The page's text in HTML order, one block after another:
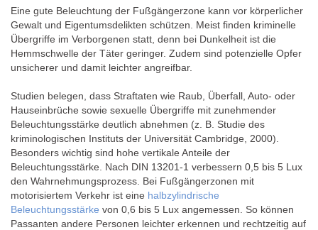
Eine gute Beleuchtung der Fußgängerzone kann vor körperlicher
Gewalt und Eigentumsdelikten schützen. Meist finden kriminelle
Übergriffe im Verborgenen statt, denn bei Dunkelheit ist die
Hemmschwelle der Täter geringer. Zudem sind potenzielle Opfer
unsicherer und damit leichter angreifbar.
Studien belegen, dass Straftaten wie Raub, Überfall, Auto- oder
Hauseinbrüche sowie sexuelle Übergriffe mit zunehmender
Beleuchtungsstärke deutlich abnehmen (z. B. Studie des
kriminologischen Instituts der Universität Cambridge, 2000).
Besonders wichtig sind hohe vertikale Anteile der
Beleuchtungsstärke. Nach DIN 13201-1 verbessern 0,5 bis 5 Lux
den Wahrnehmungsprozess. Bei Fußgängerzonen mit
motorisiertem Verkehr ist eine halbzylindrische
Beleuchtungsstärke von 0,6 bis 5 Lux angemessen. So können
Passanten andere Personen leichter erkennen und rechtzeitig auf